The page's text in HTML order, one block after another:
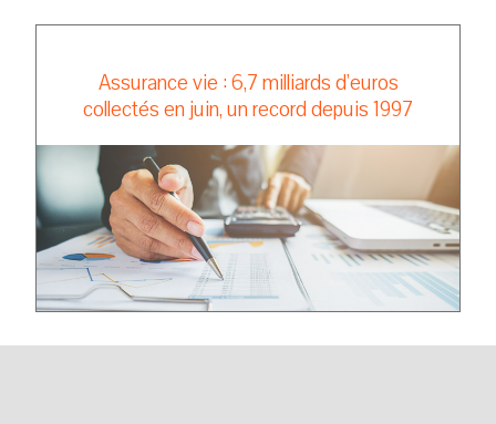
Assurance vie : 6,7 milliards d'euros
collectés en juin, un record depuis 1997